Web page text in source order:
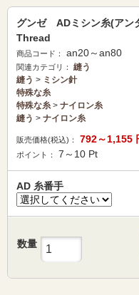
グンゼ ADミシン糸(ア
Thread
商品コード： an20～an80
関連カテゴリ：
縫う
縫う > ミシン針
特殊な糸
特殊な糸 > ナイロン糸
縫う > ナイロン糸
販売価格(税込)： 792～1,155
ポイント： 7～10 Pt
AD 糸番手
数量